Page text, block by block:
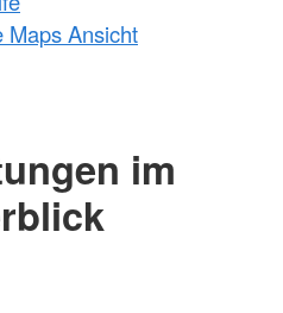
Maps Ansicht
im